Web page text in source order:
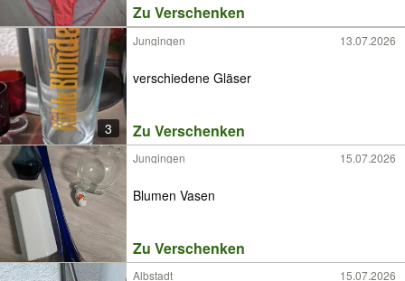
Zu Verschenken
3
Jungingen 13.07.2026
verschiedene Gläser
Zu Verschenken
Jungingen 15.07.2026
Blumen Vasen
Zu Verschenken
Albstadt 15.07.2026